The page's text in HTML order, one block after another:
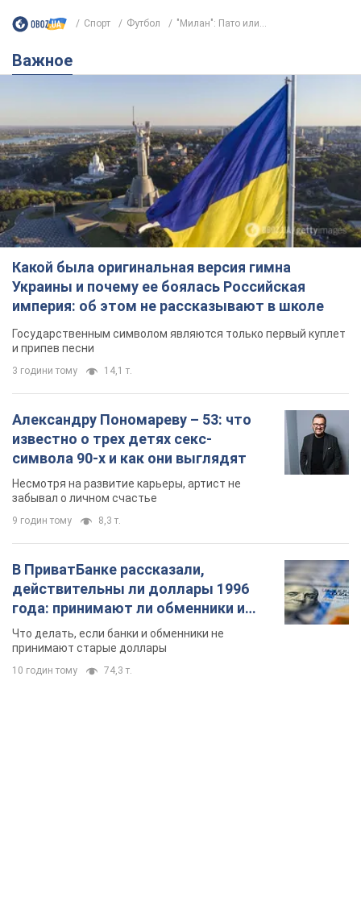
Спорт Футбол "Милан": Пато или...
Важное
Какой была оригинальная версия гимна
Украины и почему ее боялась Российская
империя: об этом не рассказывают в школе
Государственным символом являются только первый куплет
и припев песни
3 години тому 14,1 т.
Александру Пономареву – 53: что
известно о трех детях секс-
символа 90-х и как они выглядят
Несмотря на развитие карьеры, артист не
забывал о личном счастье
9 годин тому 8,3 т.
В ПриватБанке рассказали,
действительны ли доллары 1996
года: принимают ли обменники и
банки такие купюры
Что делать, если банки и обменники не
принимают старые доллары
10 годин тому 74,3 т.